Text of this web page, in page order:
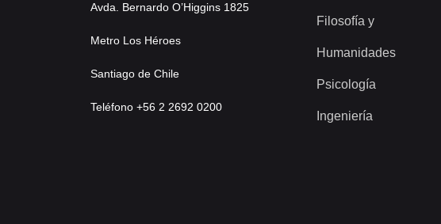
Avda. Bernardo O’Higgins 1825
Metro Los Héroes
Santiago de Chile
Teléfono +56 2 2692 0200
Filosofía y
Humanidades
Psicología
Ingeniería